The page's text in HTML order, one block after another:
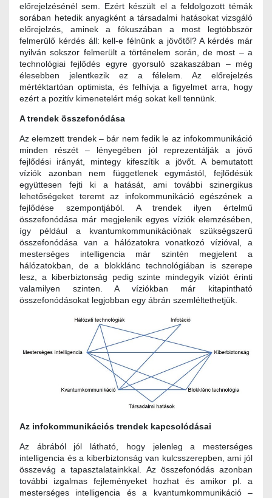
előrejelzésénél sem. Ezért készült el a feldolgozott témák
sorában hetedik anyagként a társadalmi hatásokat vizsgáló
előrejelzés, aminek a fókuszában a most legtöbbször
felmerülő kérdés áll: kell-e félnünk a jövőtől? A kérdés már
nyilván sokszor felmerült a történelem során, de most – a
technológiai fejlődés egyre gyorsuló szakaszában – még
élesebben jelentkezik ez a félelem. Az előrejelzés
mértéktartóan optimista, és felhívja a figyelmet arra, hogy
ezért a pozitív kimenetelért még sokat kell tennünk.
A trendek összefonódása
Az elemzett trendek – bár nem fedik le az infokommunikáció
minden részét – lényegében jól reprezentálják a jövő
fejlődési irányát, mintegy kifeszítik a jövőt. A bemutatott
víziók azonban nem függetlenek egymástól, fejlődésük
együttesen fejti ki a hatását, ami további szinergikus
lehetőségeket teremt az infokommunikáció egészének a
fejlődése szempontjából. A trendek ilyen értelmű
összefonódása már megjelenik egyes víziók elemzésében,
így például a kvantumkommunikációnak szükségszerű
összefonódása van a hálózatokra vonatkozó vízióval, a
mesterséges intelligencia már szintén megjelent a
hálózatokban, de a blokklánc technológiában is szerepe
lesz, a kiberbiztonság pedig szinte mindegyik víziót érinti
valamilyen szinten. A víziókban már kitapintható
összefonódásokat legjobban egy ábrán szemléltethetjük.
Az infokommunikációs trendek kapcsolódásai
Az ábrából jól látható, hogy jelenleg a mesterséges
intelligencia és a kiberbiztonság van kulcsszerepben, ami jól
összevág a tapasztalatainkkal. Az összefonódás azonban
további izgalmas fejleményeket hozhat és amikor pl. a
mesterséges intelligencia és a kvantumkommunikáció –